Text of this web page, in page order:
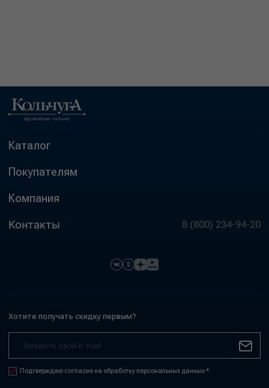
Каталог
Покупателям
Компания
Контакты 8 (800) 234-94-20
Хотите получать скидку первым?
Подтверждаю согласие на обработку персональных данных *